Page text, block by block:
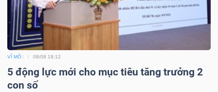
VĨ MÔ 08/08 18:12
5 động lực mới cho mục tiêu tăng trưởng 2
con số
giả
(-)
Báo
cáo
phân